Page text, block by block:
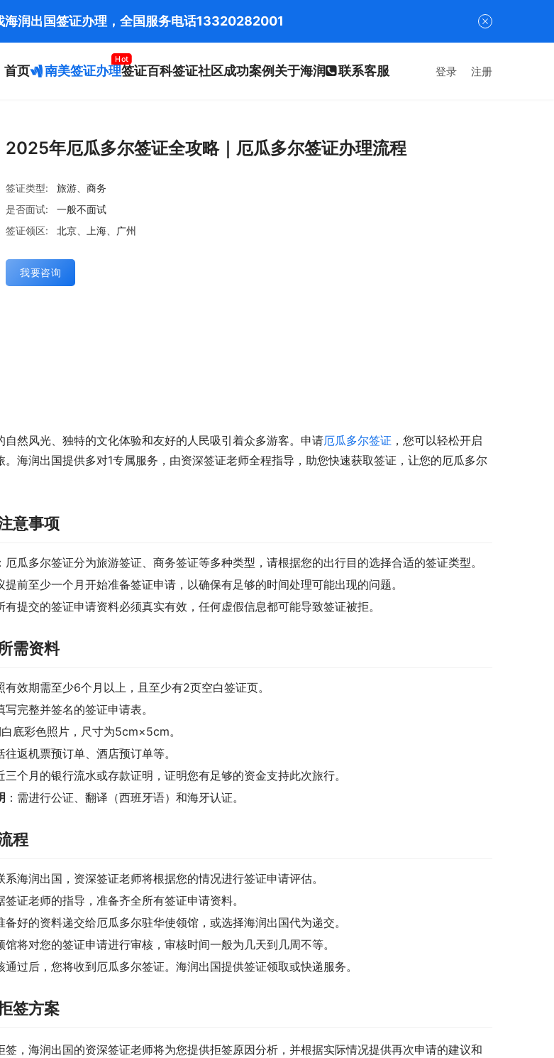
首页 南美签证办理
Hot
签证百科签证社区成功案例关于海润 联系客服 登录 注册
2025年厄瓜多尔签证全攻略｜厄瓜多尔签证办理流程
签证类型:
旅游、商务
是否面试:
一般不面试
签证领区:
北京、上海、广州
我要咨询
自然风光、独特的文化体验和友好的人民吸引着众多游客。申请厄瓜多尔签证 ，您可以轻松开启
。海润出国提供多对1专属服务，由资深签证老师全程指导，助您快速获取签证，让您的厄瓜多尔
意事项
：厄瓜多尔签证分为旅游签证、商务签证等多种类型，请根据您的出行目的选择合适的签证类型。
提前至少一个月开始准备签证申请，以确保有足够的时间处理可能出现的问题。
有提交的签证申请资料必须真实有效，任何虚假信息都可能导致签证被拒。
需资料
有效期需至少6个月以上，且至少有2页空白签证页。
写完整并签名的签证申请表。
白底彩色照片，尺寸为5cm×5cm。
往返机票预订单、酒店预订单等。
三个月的银行流水或存款证明，证明您有足够的资金支持此次旅行。
：需进行公证、翻译（西班牙语）和海牙认证。
程
系海润出国，资深签证老师将根据您的情况进行签证申请评估。
签证老师的指导，准备齐全所有签证申请资料。
备好的资料递交给厄瓜多尔驻华使领馆，或选择海润出国代为递交。
馆将对您的签证申请进行审核，审核时间一般为几天到几周不等。
通过后，您将收到厄瓜多尔签证。海润出国提供签证领取或快递服务。
签方案
签，海润出国的资深签证老师将为您提供拒签原因分析，并根据实际情况提供再次申请的建议和
润出国签证办理，全国服务电话13320282001